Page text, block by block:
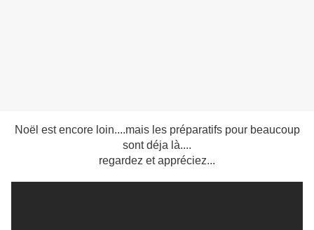
Noël est encore loin....mais les préparatifs pour beaucoup
sont déja là....
regardez et appréciez...